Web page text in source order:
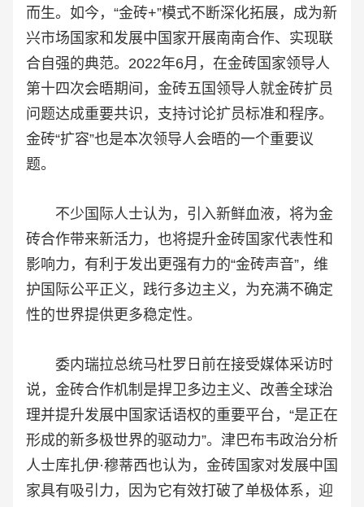
而生。如今，“金砖+”模式不断深化拓展，成为新
兴市场国家和发展中国家开展南南合作、实现联
合自强的典范。2022年6月，在金砖国家领导人
第十四次会晤期间，金砖五国领导人就金砖扩员
问题达成重要共识，支持讨论扩员标准和程序。
金砖“扩容”也是本次领导人会晤的一个重要议
题。
不少国际人士认为，引入新鲜血液，将为金
砖合作带来新活力，也将提升金砖国家代表性和
影响力，有利于发出更强有力的“金砖声音”，维
护国际公平正义，践行多边主义，为充满不确定
性的世界提供更多稳定性。
委内瑞拉总统马杜罗日前在接受媒体采访时
说，金砖合作机制是捍卫多边主义、改善全球治
理并提升发展中国家话语权的重要平台，“是正在
形成的新多极世界的驱动力”。津巴布韦政治分析
人士库扎伊·穆蒂西也认为，金砖国家对发展中国
家具有吸引力，因为它有效打破了单极体系，迎